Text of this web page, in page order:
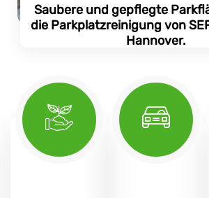
Saubere und gepflegte
die Parkplatzreinigung von
Hannover.